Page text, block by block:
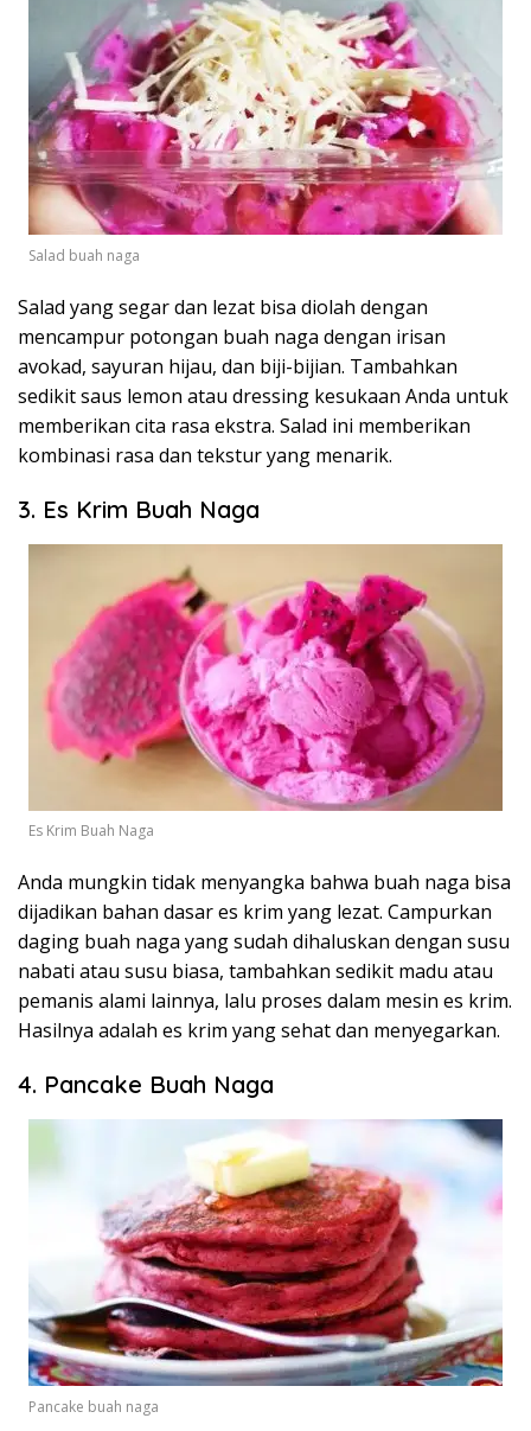
Salad buah naga
Salad yang segar dan lezat bisa diolah dengan
mencampur potongan buah naga dengan irisan
avokad, sayuran hijau, dan biji-bijian. Tambahkan
sedikit saus lemon atau dressing kesukaan Anda untuk
memberikan cita rasa ekstra. Salad ini memberikan
kombinasi rasa dan tekstur yang menarik.
3. Es Krim Buah Naga
Es Krim Buah Naga
Anda mungkin tidak menyangka bahwa buah naga bisa
dijadikan bahan dasar es krim yang lezat. Campurkan
daging buah naga yang sudah dihaluskan dengan susu
nabati atau susu biasa, tambahkan sedikit madu atau
pemanis alami lainnya, lalu proses dalam mesin es krim.
Hasilnya adalah es krim yang sehat dan menyegarkan.
4. Pancake Buah Naga
Pancake buah naga